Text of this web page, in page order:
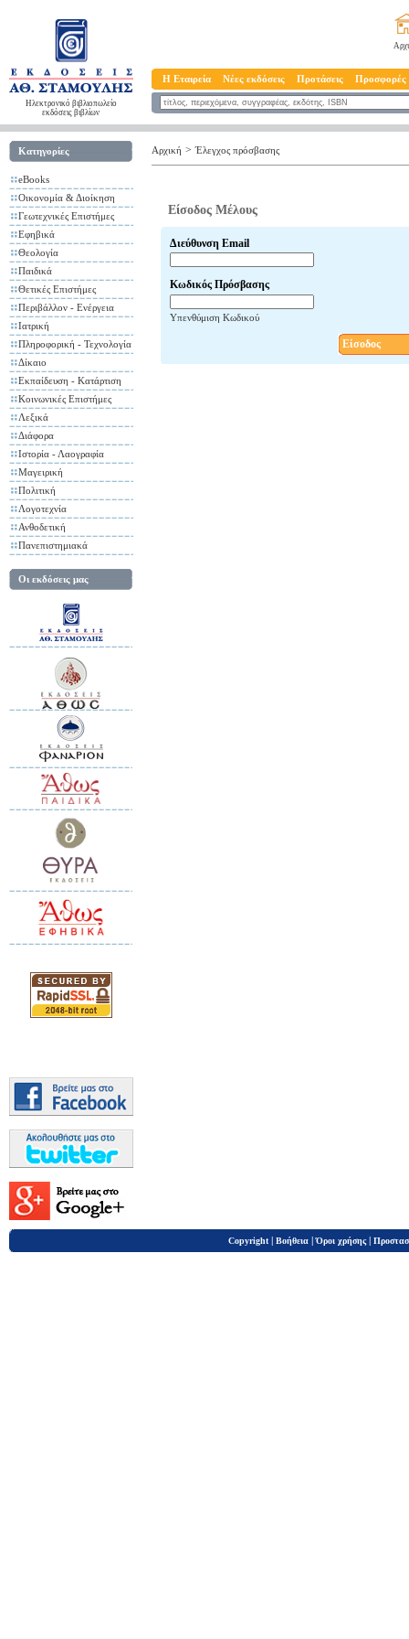
Ηλεκτρονικό βιβλιοπωλείο
εκδόσεις βιβλίων
Η Εταιρεία Νέες εκδόσεις Προτάσεις Προσφορές
Κατηγορίες
eBooks
Οικονομία & Διοίκηση
Γεωτεχνικές Επιστήμες
Εφηβικά
Θεολογία
Παιδικά
Θετικές Επιστήμες
Περιβάλλον - Ενέργεια
Ιατρική
Πληροφορική - Τεχνολογία
Δίκαιο
Εκπαίδευση - Κατάρτιση
Κοινωνικές Επιστήμες
Λεξικά
Διάφορα
Ιστορία - Λαογραφία
Μαγειρική
Πολιτική
Λογοτεχνία
Ανθοδετική
Πανεπιστημιακά
Οι εκδόσεις μας
Αρχική > Έλεγχος πρόσβασης
Είσοδος Μέλους
Διεύθυνση Email
Κωδικός Πρόσβασης
Υπενθύμιση Κωδικού
Είσοδος
Copyright | Βοήθεια |Όροι χρήσης |